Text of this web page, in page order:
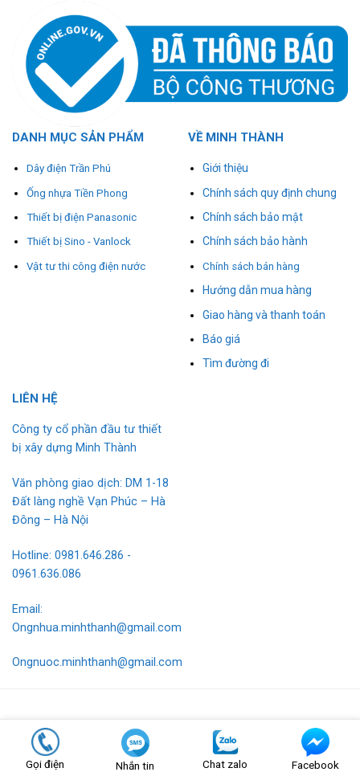
DANH MỤC SẢN PHẨM
Dây điện Trần Phú
Ống nhựa Tiền Phong
Thiết bị điện Panasonic
Thiết bị Sino - Vanlock
Vật tư thi công điện nước
VỀ MINH THÀNH
Giới thiệu
Chính sách quy định chung
Chính sách bảo mật
Chính sách bảo hành
Chính sách bán hàng
Hướng dẫn mua hàng
Giao hàng và thanh toán
Báo giá
Tìm đường đi
LIÊN HỆ
Công ty cổ phần đầu tư thiết
bị xây dựng Minh Thành
Văn phòng giao dịch: DM 1-18
Đất làng nghề Vạn Phúc – Hà
Đông – Hà Nội
Hotline: 0981.646.286 -
0961.636.086
Email:
Ongnhua.minhthanh@gmail.com
Ongnuoc.minhthanh@gmail.com
Hotline bán hàng: 0981.646.286 - 0961.636.086
Thiết kế và duy trì bởi
Nef Digital |sitemap
Gọi điện Nhắn tin Chat zalo Facebook